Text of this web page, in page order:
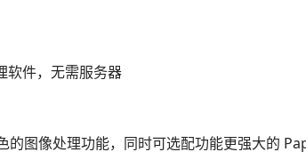
软件，无需服务器
图像处理功能，同时可选配功能更强大的